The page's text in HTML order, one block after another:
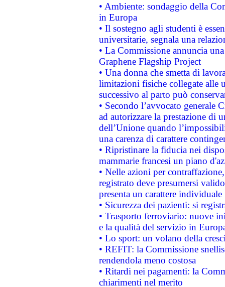
• Ambiente: sondaggio della
in Europa
• Il sostegno agli studenti è
universitarie, segnala una
• La Commissione annuncia
Graphene Flagship Project
• Una donna che smetta di
limitazioni fisiche collegate alle
successivo al parto può
• Secondo l’avvocato
ad autorizzare la prestazione di
dell’Unione quando
una carenza di carattere
• Ripristinare la fiducia nei
mammarie francesi un piano
• Nelle azioni per
registrato deve presumersi
presenta un carattere individuale
• Sicurezza dei pazienti: si
• Trasporto ferroviario: nuove
e la qualità del servizio in
• Lo sport: un volano della
• REFIT: la Commissione
rendendola meno costosa
• Ritardi nei pagamenti: la
chiarimenti nel merito